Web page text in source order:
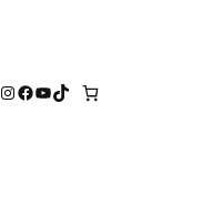
Instagram
Facebook
YouTube
TikTok